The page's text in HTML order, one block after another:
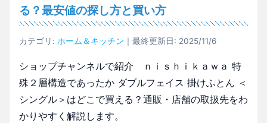
る？最安値の探し方と買い方
カテゴリ: ホーム＆キッチン ｜最終更新日: 2025/11/6
ショップチャンネルで紹介 ｎｉｓｈｉｋａｗａ 特
殊２層構造であったか ダブルフェイス 掛けふとん ＜
シングル＞はどこで買える？通販・店舗の取扱先をわ
かりやすく解説します。